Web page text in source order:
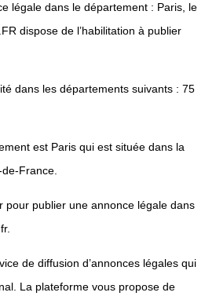
légale dans le département : Paris, le
dispose de l’habilitation à publier
dans les départements suivants : 75
est Paris qui est située dans la
France.
pour publier une annonce légale dans
de diffusion d’annonces légales qui
La plateforme vous propose de